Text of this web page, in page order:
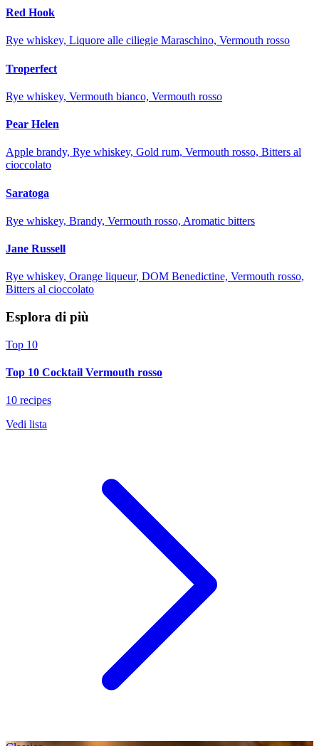
Red Hook
Rye whiskey, Liquore alle ciliegie Maraschino, Vermouth rosso
Troperfect
Rye whiskey, Vermouth bianco, Vermouth rosso
Pear Helen
Apple brandy, Rye whiskey, Gold rum, Vermouth rosso, Bitters al
cioccolato
Saratoga
Rye whiskey, Brandy, Vermouth rosso, Aromatic bitters
Jane Russell
Rye whiskey, Orange liqueur, DOM Benedictine, Vermouth rosso,
Bitters al cioccolato
Esplora di più
Top 10
Top 10 Cocktail Vermouth rosso
10 recipes
Vedi lista